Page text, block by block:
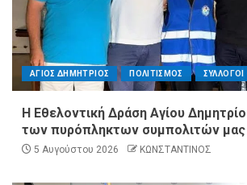
ΑΓΙΟΣ ΔΗΜΗΤΡΙΟΣ ΠΟΛΙΤΙΣΜΟΣ ΣΥΛΛΟΓΟΙ
Η Εθελοντική Δράση Αγίου
των πυρόπληκτων συμπολιτών μας
5 Αυγούστου 2026 ΚΩΝΣΤΑΝΤΙΝΟΣ